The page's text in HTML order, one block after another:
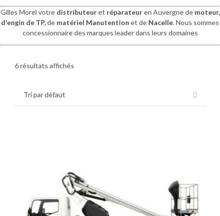
Gilles Morel votre distributeuret réparateuren Auvergne de moteur,
d'engin de TP,de matériel Manutention et de Nacelle. Nous sommes
concessionnaire des marques leader dans leurs domaines
6 résultats affichés